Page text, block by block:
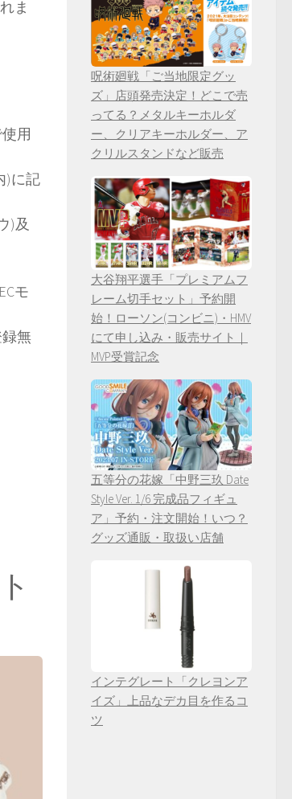
ま
用
)に記
)及
モ
無
呪術廻戦「ご当地限定グッ
ズ」店頭発売決定！どこで売
ってる？メタルキーホルダ
ー、クリアキーホルダー、ア
クリルスタンドなど販売
大谷翔平選手「プレミアムフ
レーム切手セット」予約開
始！ローソン(コンビニ)・HMV
にて申し込み・販売サイト｜
MVP受賞記念
五等分の花嫁「中野三玖 Date
Style Ver. 1/6 完成品フィギュ
ア」予約・注文開始！いつ？
グッズ通販・取扱い店舗
インテグレート「クレヨンア
イズ」上品なデカ目を作るコ
ツ